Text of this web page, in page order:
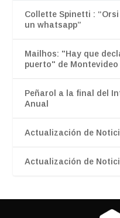
Collette Spinetti :
un whatsapp”
Mailhos: "Hay que
puerto" de Montevideo
Peñarol a la final del
Anual
Actualización de
Actualización de